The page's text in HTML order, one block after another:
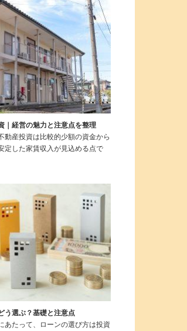
｜経営の魅力と注意点を整理
動産投資は比較的少額の資金から
定した家賃収入が見込める点で
う選ぶ？基礎と注意点
あたって、ローンの選び方は投資